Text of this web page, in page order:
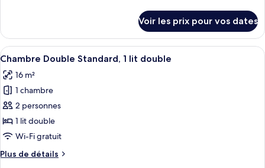
Standard,
1
lit
une
place
le
type
de
Chambre
Simple
lit
une
place
Voir les prix pour vos dates
Afficher
toutes
les
photos
pour
ce
type
chambre :
Une chambre d’hôtel avec un grand
5
Chambre Double Standard, 1 lit double
16 m²
1 chambre
2 personnes
1 lit double
Wi-Fi gratuit
Plus de détails
Plus